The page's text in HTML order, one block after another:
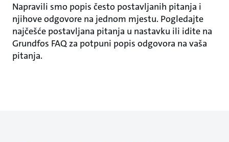
Napravili smo popis često postavljanih pitanja i
njihove odgovore na jednom mjestu. Pogledajte
najčešće postavljana pitanja u nastavku ili idite na
Grundfos FAQ za potpuni popis odgovora na vaša
pitanja.